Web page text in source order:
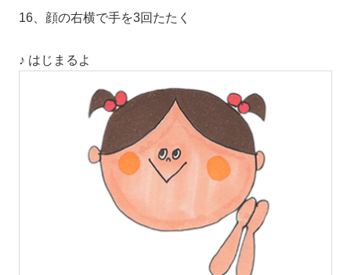
16、顔の右横で手を3回たたく
♪ はじまるよ